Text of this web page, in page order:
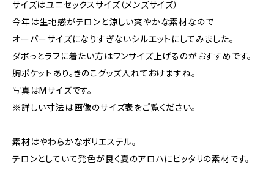
サイズはユニセックスサイズ（メンズサイズ）
今年は生地感がテロンと涼しい爽やかな素材なので
オーバーサイズになりすぎないシルエットにしてみました。
ダボっとラフに着たい方はワンサイズ上げるのがおすすめです。
胸ポケットあり。きのこグッズ入れておけますね。
写真はMサイズです。
※詳しい寸法は画像のサイズ表をご覧ください。
素材はやわらかなポリエステル。
テロンとしていて発色が良く夏のアロハにピッタリの素材です。